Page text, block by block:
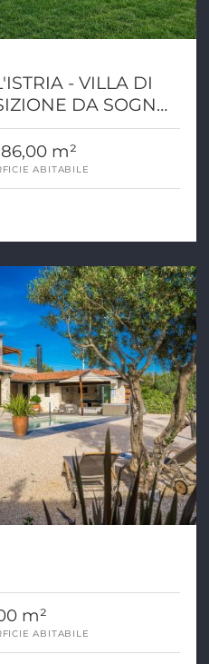
- VILLA DI
DA SOGNO
m²
ABITABILE
m²
ABITABILE